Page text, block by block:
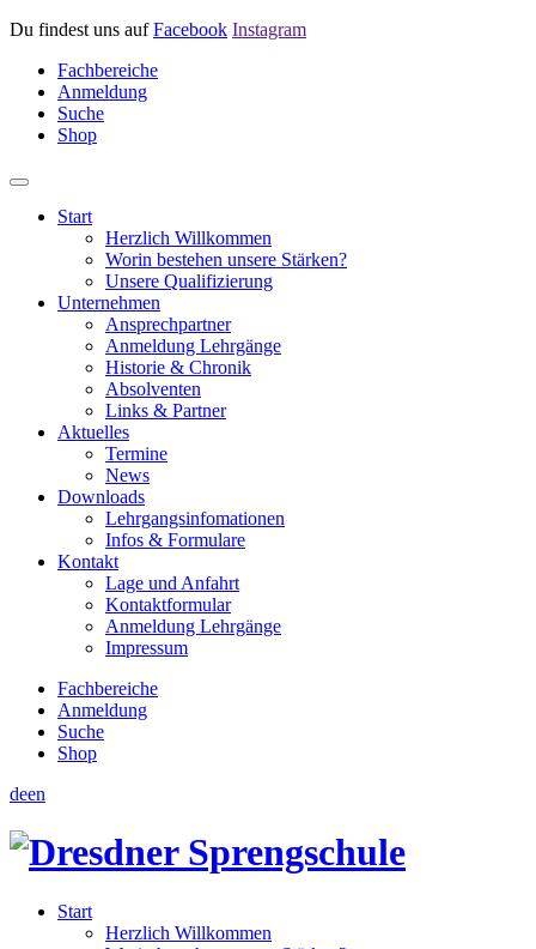
Du findest uns aufFacebook Instagram
Fachbereiche
Anmeldung
Suche
Shop
Start
Herzlich Willkommen
Worin bestehen unsere Stärken?
Unsere Qualifizierung
Unternehmen
Ansprechpartner
Anmeldung Lehrgänge
Historie & Chronik
Absolventen
Links & Partner
Aktuelles
Termine
News
Downloads
Lehrgangsinfomationen
Infos & Formulare
Kontakt
Lage und Anfahrt
Kontaktformular
Anmeldung Lehrgänge
Impressum
Fachbereiche
Anmeldung
Suche
Shop
deen
Start
Herzlich Willkommen